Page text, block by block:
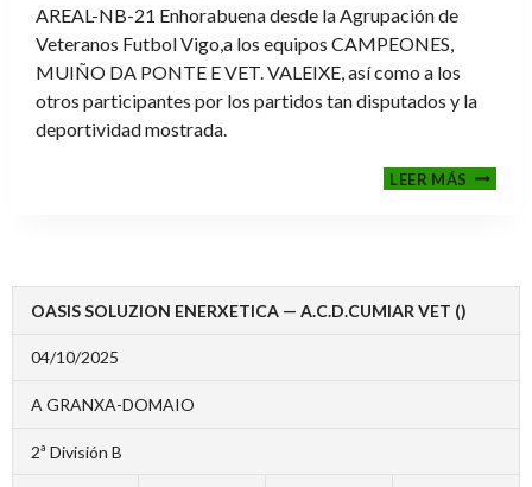
AREAL-NB-21 Enhorabuena desde la Agrupación de
Veteranos Futbol Vigo,a los equipos CAMPEONES,
MUIÑO DA PONTE E VET. VALEIXE, así como a los
otros participantes por los partidos tan disputados y la
deportividad mostrada.
LEER MÁS
2024-
OASIS SOLUZION ENERXETICA — A.C.D.CUMIAR VET ()
04/10/2025
A GRANXA-DOMAIO
2ª División B